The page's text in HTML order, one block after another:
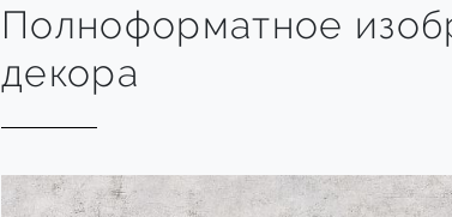
Полноформатное
декора